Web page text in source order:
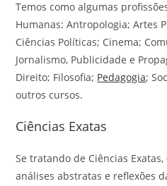
Temos como algumas
Humanas: Antropologia; Artes
Ciências Políticas; Cinema;
Jornalismo, Publicidade e
Direito; Filosofia; Pedagogia;
outros cursos.
Ciências Exatas
Se tratando de Ciências
análises abstratas e reflexões